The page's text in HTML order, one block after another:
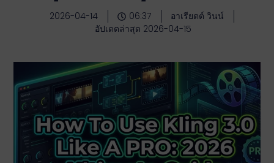
2026-04-14 06:37
อาเรียตต์ วินน์
อัปเดตล่าสุด 2026-04-15